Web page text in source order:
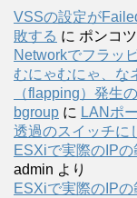
VSSの設定が
敗する に ポンコ
Networkでフラッ
むにゃむにゃ、な
（flapping）発生
bgroup に LANポ
透過のスイッチに
ESXiで実際のIP
admin より
ESXiで実際のIP